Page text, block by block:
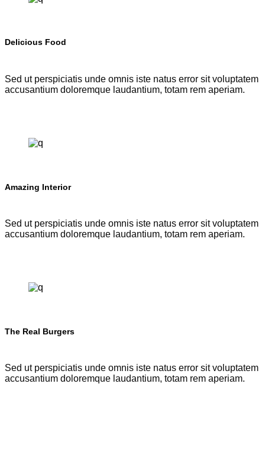
Delicious Food
Sed ut perspiciatis unde omnis iste natus error sit voluptatem
accusantium doloremque laudantium, totam rem aperiam.
Amazing Interior
Sed ut perspiciatis unde omnis iste natus error sit voluptatem
accusantium doloremque laudantium, totam rem aperiam.
The Real Burgers
Sed ut perspiciatis unde omnis iste natus error sit voluptatem
accusantium doloremque laudantium, totam rem aperiam.